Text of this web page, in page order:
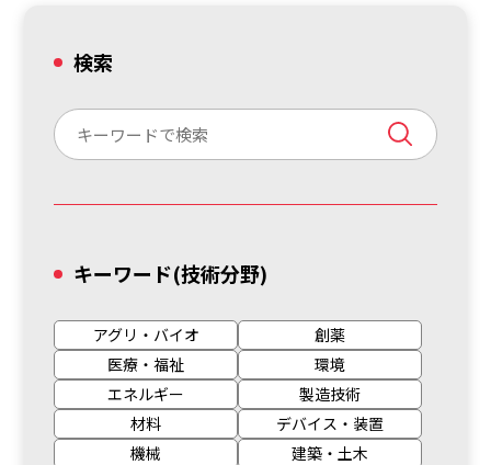
検索
キーワード(技術分野)
アグリ・バイオ
創薬
医療・福祉
環境
エネルギー
製造技術
材料
デバイス・装置
機械
建築・土木